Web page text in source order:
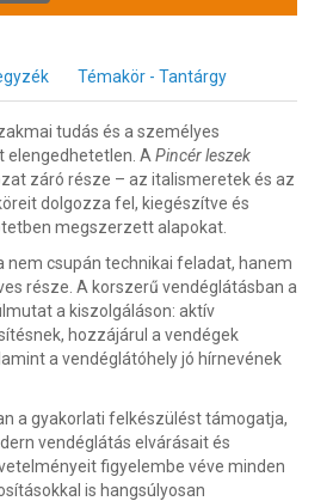
Témakör - Tantárgy
tudás és a személyes
elengedhetetlen. A Pincér leszek
záró része – az italismeretek és az
dolgozza fel, kiegészítve és
megszerzett alapokat.
nem csupán technikai feladat, hanem
része. A korszerű vendéglátásban a
a kiszolgáláson: aktív
hozzájárul a vendégek
a vendéglátóhely jó hírnevének
a gyakorlati felkészülést támogatja,
vendéglátás elvárásait és
figyelembe véve minden
is hangsúlyosan